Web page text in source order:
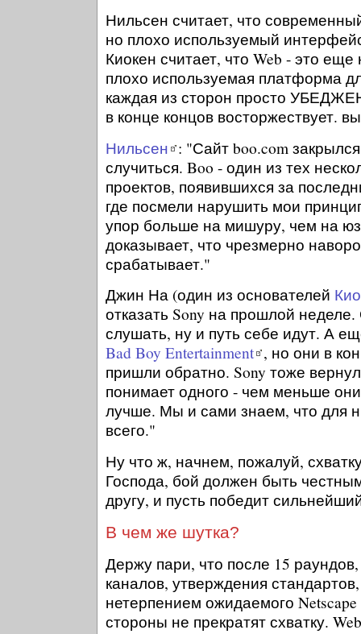
Нильсен считает, что
но плохо используемый
Киокен считает, что Web - это
плохо используемая платформа
каждая из сторон просто
в конце концов восторжествует.
Нильсен : "Сайт boo.com
случиться. Boo - один из тех
проектов, появившихся за
где посмели нарушить мои
упор больше на мишуру, чем на
доказывает, что чрезмерно
срабатывает."
Джин На (один из основателей
отказать Sony на прошлой
слушать, ну и путь себе идут. А
Bad Boy Entertainment , но они в
пришли обратно. Sony тоже
понимает одного - чем меньше
лучше. Мы и сами знаем, что для
всего."
Ну что ж, начнем, пожалуй,
Господа, бой должен быть
другу, и пусть победит
В чем же шутка?
Держу пари, что после 15
каналов, утверждения
нетерпением ожидаемого
стороны не прекратят схватку.